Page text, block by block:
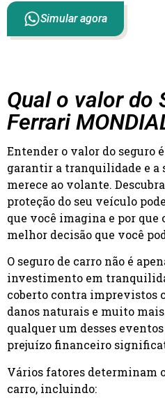
Simular agora
Qual o valor do
Ferrari
Entender o valor do seguro
garantir a tranquilidade e a
merece ao volante.
proteção do seu veículo
que você imagina e por que
melhor decisão que você
O seguro de carro não é
investimento em
coberto contra imprevistos
danos naturais e muito
qualquer um desses
prejuízo financeiro
Vários fatores determinam
carro, incluindo: